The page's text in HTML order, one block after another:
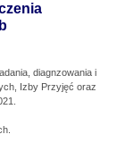
diagnzowania i
Izby Przyjęć oraz